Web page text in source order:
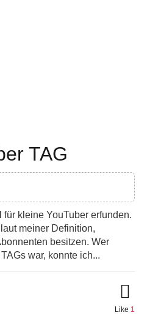
TAG
kleine YouTuber erfunden.
meiner Definition,
besitzen. Wer
war, konnte ich...
Like 1